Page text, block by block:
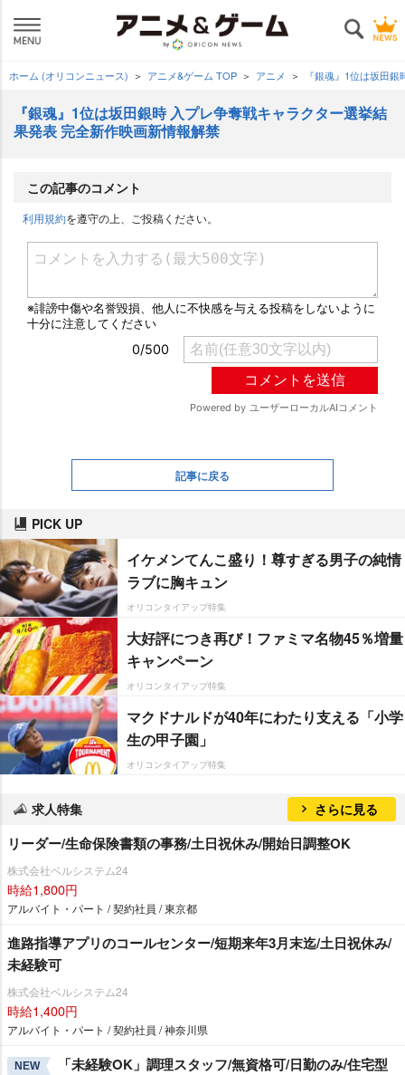
ホーム (オリコンニュース) アニメ&ゲーム TOP アニメ 『銀魂』1位は坂田
『銀魂』1位は坂田銀時 入プレ争奪戦キャラクター選挙結
果発表 完全新作映画新情報解禁
この記事のコメント
利用規約を遵守の上、ご投稿ください。
記事に戻る
PICK UP
イケメンてんこ盛り！尊すぎる男子の純情
ラブに胸キュン
オリコンタイアップ特集
大好評につき再び！ファミマ名物45％増量
キャンペーン
オリコンタイアップ特集
マクドナルドが40年にわたり支える「小学
生の甲子園」
オリコンタイアップ特集
求人特集 さらに見る
リーダー/生命保険書類の事務/土日祝休み/開始日調整OK
株式会社ベルシステム24
時給1,800円
アルバイト・パート / 契約社員 / 東京都
進路指導アプリのコールセンター/短期来年3月末迄/土日祝休み/
未経験可
株式会社ベルシステム24
時給1,400円
アルバイト・パート / 契約社員 / 神奈川県
NEW
「未経験OK」調理スタッフ/無資格可/日勤のみ/住宅型